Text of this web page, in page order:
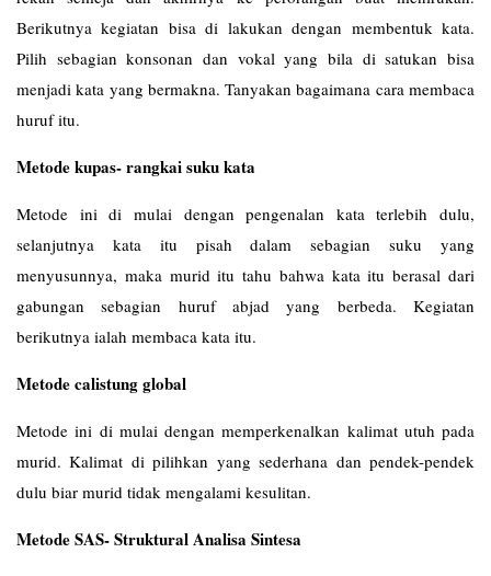
Berikutnya kegiatan bisa di lakukan dengan membentuk kata.
Pilih sebagian konsonan dan vokal yang bila di satukan bisa
menjadi kata yang bermakna. Tanyakan bagaimana cara membaca
huruf itu.
Metode kupas- rangkai suku kata
Metode ini di mulai dengan pengenalan kata terlebih dulu,
selanjutnya kata itu pisah dalam sebagian suku yang
menyusunnya, maka murid itu tahu bahwa kata itu berasal dari
gabungan sebagian huruf abjad yang berbeda. Kegiatan
berikutnya ialah membaca kata itu.
Metode calistung global
Metode ini di mulai dengan memperkenalkan kalimat utuh pada
murid. Kalimat di pilihkan yang sederhana dan pendek-pendek
dulu biar murid tidak mengalami kesulitan.
Metode SAS- Struktural Analisa Sintesa